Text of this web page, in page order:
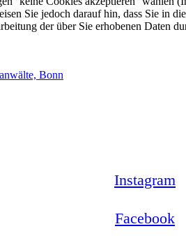
Sie jedoch darauf hin, dass Sie in
der über Sie erhobenen Daten
Bonn
Instagram
Facebook